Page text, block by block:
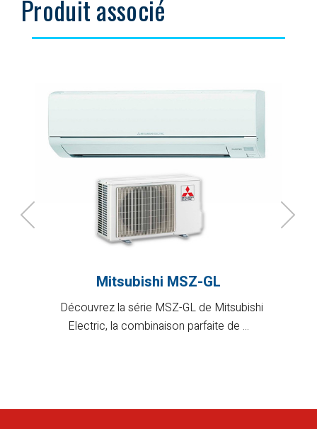
Produit associé
Mitsubishi MSZ-GL
Découvrez la série MSZ-GL de Mitsubishi
Electric, la combinaison parfaite de ...